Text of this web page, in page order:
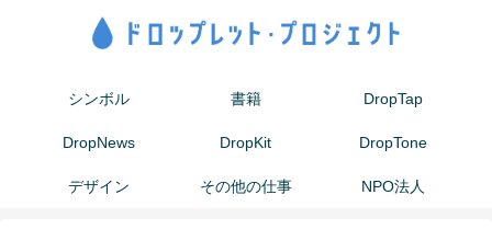
シンボル 書籍 DropTap
DropNews DropKit DropTone
デザイン その他の仕事 NPO法人